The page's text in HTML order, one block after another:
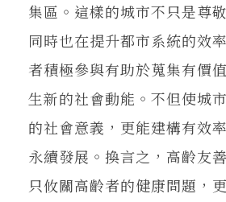
集區。這樣的城市不只是尊
同時也在提升都市系統的效
者積極參與有助於蒐集有價
生新的社會動能。不但使城
的社會意義，更能建構有效
永續發展。換言之，高齡友
只攸關高齡者的健康問題，